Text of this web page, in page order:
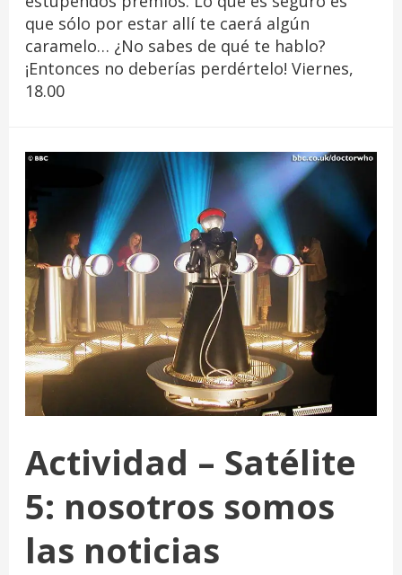
que sólo por estar allí te caerá algún
caramelo… ¿No sabes de qué te hablo?
¡Entonces no deberías perdértelo! Viernes,
18.00
Actividad – Satélite
5: nosotros somos
las noticias